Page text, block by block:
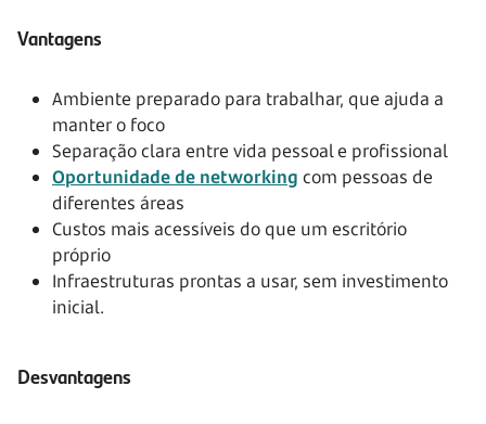
Vantagens
Ambiente preparado para trabalhar, que ajuda a
manter o foco
Separação clara entre vida pessoal e profissional
Oportunidade de networking com pessoas de
diferentes áreas
Custos mais acessíveis do que um escritório
próprio
Infraestruturas prontas a usar, sem investimento
inicial.
Desvantagens